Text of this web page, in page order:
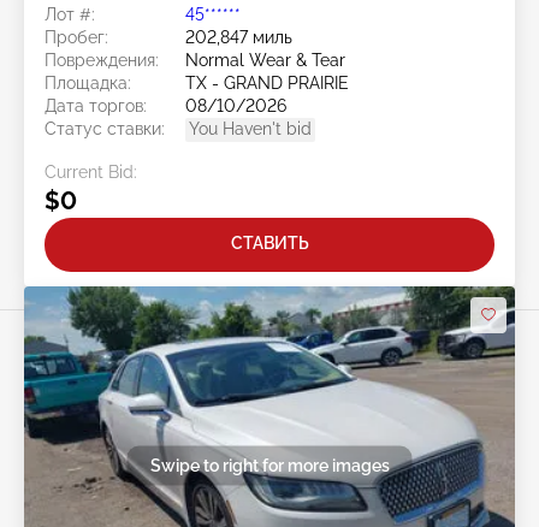
Лот #:
45******
Пробег:
202,847 миль
Повреждения:
Normal Wear & Tear
Площадка:
TX - GRAND PRAIRIE
Дата торгов:
08/10/2026
Статус ставки:
You Haven't bid
Current Bid:
$0
СТАВИТЬ
Swipe to right for more images